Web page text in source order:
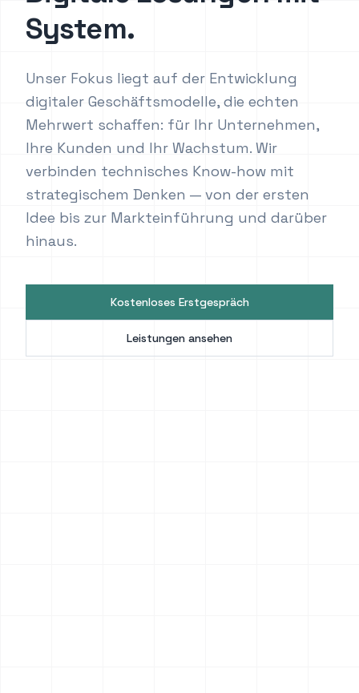
System.
Unser Fokus liegt auf der Entwicklung
digitaler Geschäftsmodelle, die echten
Mehrwert schaffen: für Ihr Unternehmen,
Ihre Kunden und Ihr Wachstum. Wir
verbinden technisches Know-how mit
strategischem Denken — von der ersten
Idee bis zur Markteinführung und darüber
hinaus.
Kostenloses Erstgespräch
Leistungen ansehen